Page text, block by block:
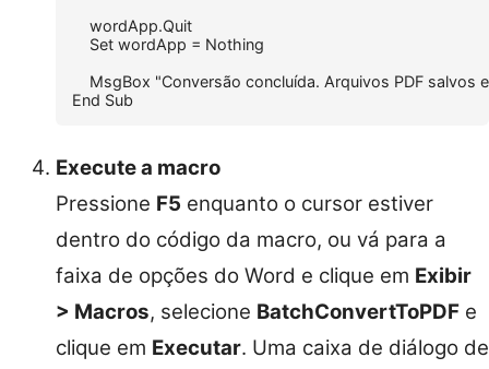
    wordApp.Quit
    Set wordApp = Nothing
MsgBox "Conversão concluída. Arquivos PDF salvos
Execute a macro
Pressione F5 enquanto o cursor estiver
dentro do código da macro, ou vá para a
faixa de opções do Word e clique em Exibir
> Macros, selecione BatchConvertToPDF e
clique em Executar. Uma caixa de diálogo de